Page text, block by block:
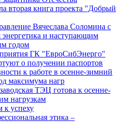
вторая книга проекта "Добрый
Вячеслава Соломина с
и наступающим
годом
ГК "ЕвроСибЭнерго"
о получении паспортов
к работе в осенне-зимний
максимума нагр
ТЭЦ готова к осенне-
нагрузкам
к успеху
этика –